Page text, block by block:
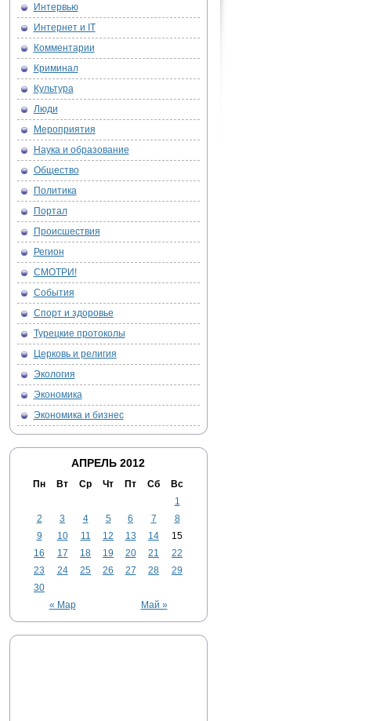
Интервью
Интернет и IT
Комментарии
Криминал
Культура
Люди
Мероприятия
Наука и образование
Общество
Политика
Портал
Происшествия
Регион
СМОТРИ!
События
Спорт и здоровье
Турецкие протоколы
Церковь и религия
Экология
Экономика
Экономика и бизнес
АПРЕЛЬ 2012
Пн Вт Ср Чт Пт Сб Вс
« Мар Май »
1
2
3 4 5 6 7
8
9
10 11 12 13 14
15
16
17 18 19 20 21
22
23
24 25 26 27 28
29
30